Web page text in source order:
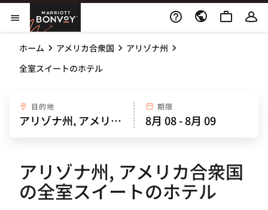
Skip to Content
メニューを開く
Marriott Bonvoy
ホーム アメリカ合衆国
アリゾナ州
全室スイートのホテル
目的地 期限
アリゾナ州, アメリカ合衆国
の全室スイートのホテル